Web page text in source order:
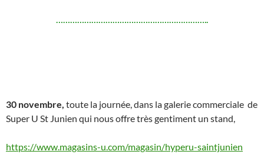
………………………………………………………..
30 novembre, toute la journée, dans la galerie commerciale de
Super U St Junien qui nous offre très gentiment un stand,
https://www.magasins-u.com/magasin/hyperu-saintjunien